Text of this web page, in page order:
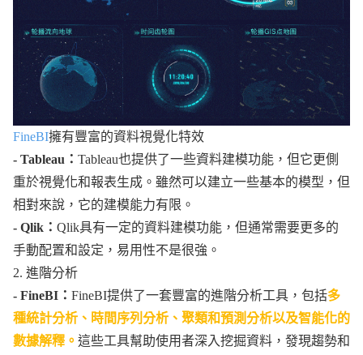
FineBI擁有豐富的資料視覺化特效
- Tableau： Tableau也提供了一些資料建模功能，但它更側
重於視覺化和報表生成。雖然可以建立一些基本的模型，但
相對來說，它的建模能力有限。
- Qlik： Qlik具有一定的資料建模功能，但通常需要更多的
手動配置和設定，易用性不是很強。
2. 進階分析
- FineBI： FineBI提供了一套豐富的進階分析工具，包括多
種統計分析、時間序列分析、聚類和預測分析以及智能化的
數據解釋。 這些工具幫助使用者深入挖掘資料，發現趨勢和